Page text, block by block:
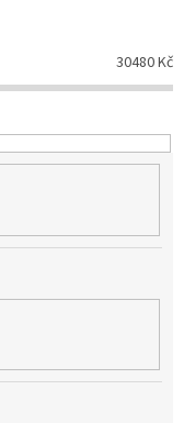
30480Kč